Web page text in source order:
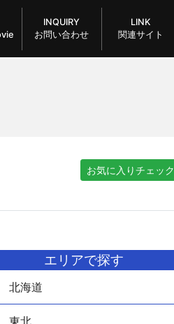
INQUIRY
お問い合わせ
LINK
関連サイト
お気に入りチェック
エリアで探す
北海道